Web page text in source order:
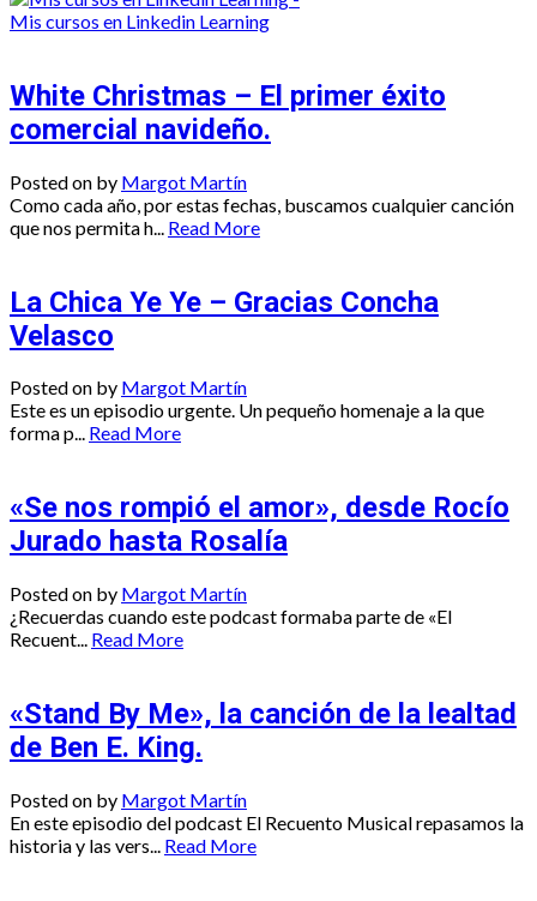
Mis cursos en Linkedin Learning
White Christmas – El primer éxito
comercial navideño.
Posted on by Margot Martín
Como cada año, por estas fechas, buscamos cualquier canción
que nos permita h...
Read More
La Chica Ye Ye – Gracias Concha
Velasco
Posted on by Margot Martín
Este es un episodio urgente. Un pequeño homenaje a la que
forma p... Read More
«Se nos rompió el amor», desde Rocío
Jurado hasta Rosalía
Posted on by Margot Martín
¿Recuerdas cuando este podcast formaba parte de «El
Recuent... Read More
«Stand By Me», la canción de la lealtad
de Ben E. King.
Posted on by Margot Martín
En este episodio del podcast El Recuento Musical repasamos la
historia y las vers... Read More